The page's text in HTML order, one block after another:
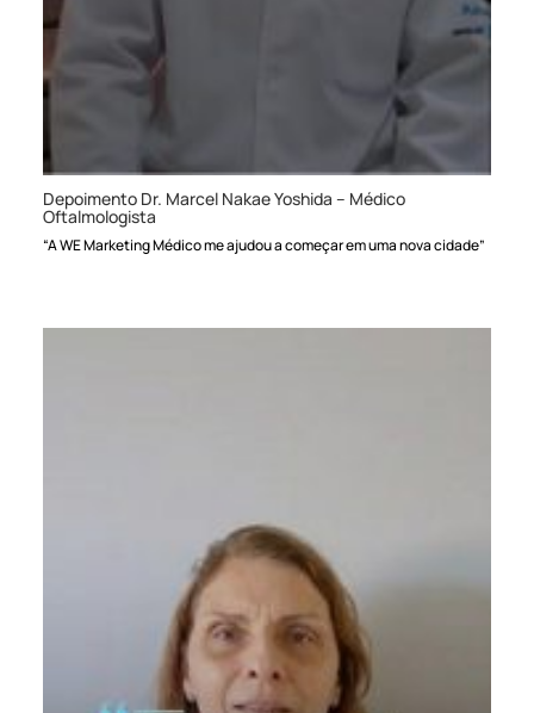
Depoimento Dr. Marcel Nakae Yoshida – Médico
Oftalmologista
“A WE Marketing Médico me ajudou a começar em uma nova cidade”